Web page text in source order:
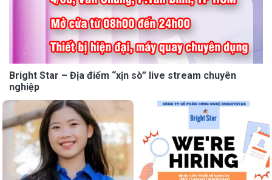
Bright Star – Địa điểm “xịn sò” live stream chuyên
nghiệp